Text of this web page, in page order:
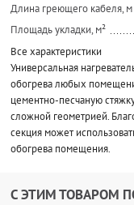
Длина греющего кабеля, м
Площадь укладки, м²
Все характеристики
Универсальная
обогрева любых
цементно-песчаную
сложной геометрией.
секция может
обогрева помещения.
С ЭТИМ ТОВАРОМ